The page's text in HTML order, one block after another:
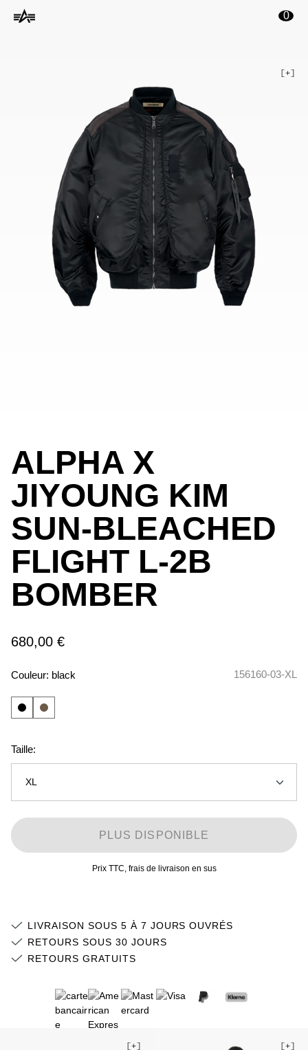
principal 0
ALPHA X
JIYOUNG KIM
SUN-BLEACHED
FLIGHT L-2B
BOMBER
680,00 €
Couleur: black 156160-03-XL
Taille:
XL
M
PLUS DISPONIBLE
Prix TTC, frais de livraison en sus
LIVRAISON SOUS 5 À 7 JOURS OUVRÉS
RETOURS SOUS 30 JOURS
RETOURS GRATUITS